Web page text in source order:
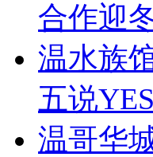
合作迎
温水族
五说YES
温哥华